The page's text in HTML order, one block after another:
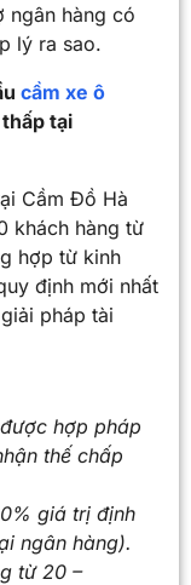
ngân hàng có
lý ra sao.
cầm xe ô
thấp tại
Cầm Đồ Hà
khách hàng từ
hợp từ kinh
định mới nhất
pháp tài
hợp pháp
thế chấp
giá trị định
ngân hàng).
từ 20 –